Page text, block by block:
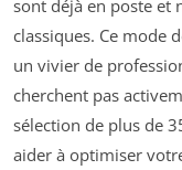
sont déjà en poste et
classiques. Ce mode
un vivier de
cherchent pas
sélection de plus de
aider à optimiser